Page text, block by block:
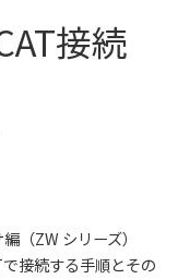
接続
（ZW シリーズ）
接続する手順とその